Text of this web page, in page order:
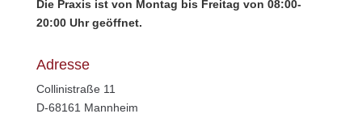
Die Praxis ist von Montag bis Freitag von 08:00-
20:00 Uhr geöffnet.
Adresse
Collinistraße 11
D-68161 Mannheim